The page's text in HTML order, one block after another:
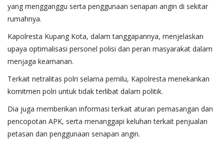
yang mengganggu serta penggunaan senapan angin di sekitar
rumahnya.
Kapolresta Kupang Kota, dalam tanggapannya, menjelaskan
upaya optimalisasi personel polisi dan peran masyarakat dalam
menjaga keamanan.
Terkait netralitas polri selama pemilu, Kapolresta menekankan
komitmen polri untuk tidak terlibat dalam politik.
Dia juga memberikan informasi terkait aturan pemasangan dan
pencopotan APK, serta menanggapi keluhan terkait penjualan
petasan dan penggunaan senapan angin.